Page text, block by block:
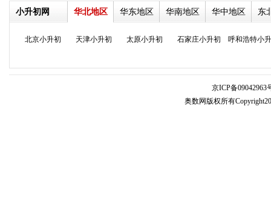
小升初网 华北地区 华东地区 华南地区 华中地区 东
北京小升初 天津小升初 太原小升初 石家庄小升初 呼和浩特小
京ICP备09042963
奥数网版权所有